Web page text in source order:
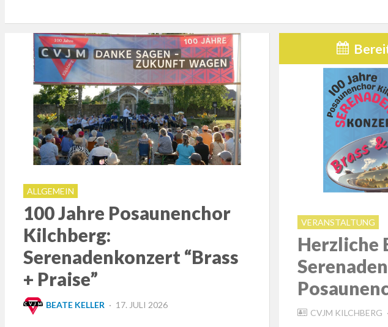
ALLGEMEIN
100 Jahre Posaunenchor
Kilchberg:
Serenadenkonzert “Brass
+ Praise”
BEATE KELLER
POSTED
17. JULI 2026
VERANSTALTUNG
Herzliche
CVJM KILCHBERG